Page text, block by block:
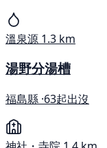
溫泉源 1.3 km
湯野分湯槽
福島縣 ·63起出沒